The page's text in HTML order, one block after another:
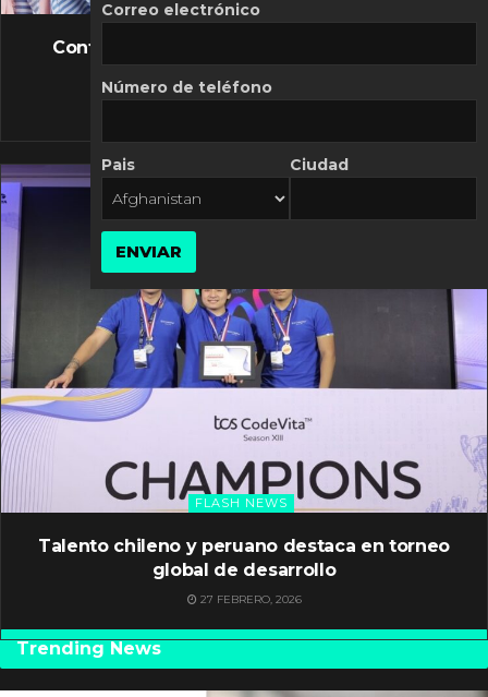
FLASH NEWS
Controversia de Mercado Libre por costos
10 MARZO, 2026
FLASH NEWS
Talento chileno y peruano destaca en torneo
global de desarrollo
27 FEBRERO, 2026
Trending News
Correo electrónico
Número de teléfono
Pais Ciudad
ENVIAR